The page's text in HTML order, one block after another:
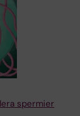
spermier